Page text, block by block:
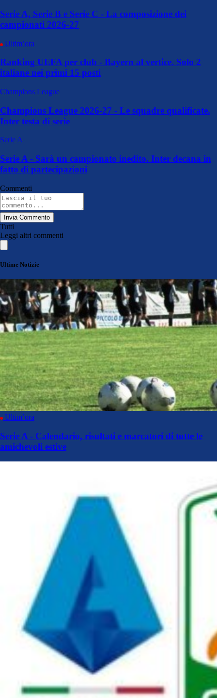
Serie A, Serie B e Serie C - La composizione dei
campionati 2026-27
Ultim’ora
Ranking UEFA per club - Bayern al vertice. Solo 2
italiane nei primi 15 posti
Champions League
Champions League 2026-27 - Le squadre qualificate.
Inter testa di serie
Serie A
Serie A - Sarà un campionato inedito. Inter decana in
fatto di partecipazioni
Commenti
Invia Commento
Tutti
Leggi altri commenti
Ultime Notizie
Ultim’ora
Serie A - Calendario, risultati e marcatori di tutte le
amichevoli estive